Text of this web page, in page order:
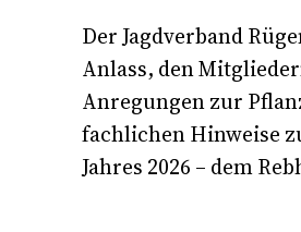
Der Jagdverband
Anlass, den
Anregungen zur
fachlichen Hinweise
Jahres 2026 – dem